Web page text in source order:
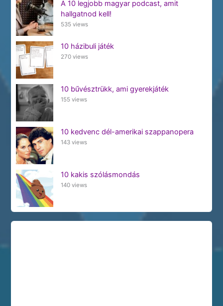
A 10 legjobb magyar podcast, amit
hallgatnod kell!
535 views
10 házibuli játék
270 views
10 bűvésztrükk, ami gyerekjáték
155 views
10 kedvenc dél-amerikai szappanopera
143 views
10 kakis szólásmondás
140 views